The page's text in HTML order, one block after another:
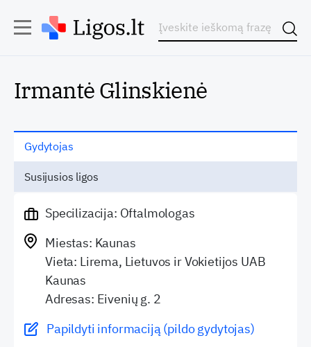
Irmantė Glinskienė
Gydytojas
Susijusios ligos
Specilizacija: Oftalmologas
Miestas: Kaunas
Vieta: Lirema, Lietuvos ir Vokietijos UAB
Kaunas
Adresas: Eivenių g. 2
Papildyti informaciją (pildo gydytojas)